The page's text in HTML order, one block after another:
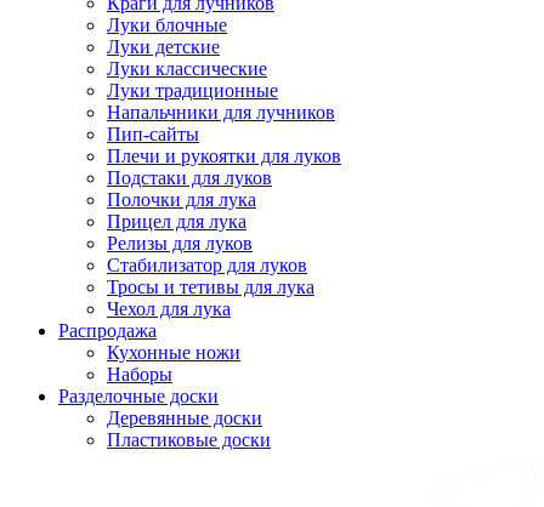
Луки блочные
Луки детские
Луки классические
Луки традиционные
Напальчники для лучников
Пип-сайты
Плечи и рукоятки для луков
Подстаки для луков
Полочки для лука
Прицел для лука
Релизы для луков
Стабилизатор для луков
Тросы и тетивы для лука
Чехол для лука
Распродажа
Кухонные ножи
Наборы
Разделочные доски
Деревянные доски
Пластиковые доски